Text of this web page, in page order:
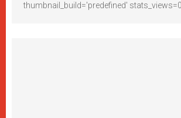
thumbnail_build='predefined' stats_views=0]